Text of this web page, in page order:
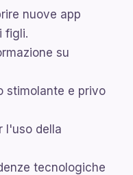
nuove app
figli.
su
stimolante e privo
l'uso della
tecnologiche